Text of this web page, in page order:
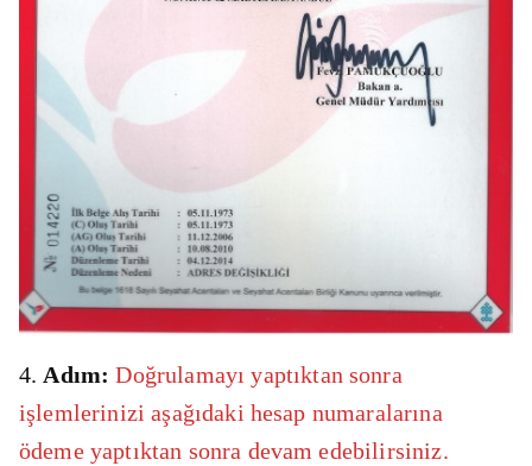
4. Adım: Doğrulamayı yaptıktan sonra
işlemlerinizi aşağıdaki hesap numaralarına
ödeme yaptıktan sonra devam edebilirsiniz.